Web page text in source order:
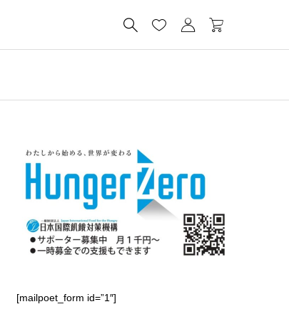
   
[mailpoet_form id=”1″]